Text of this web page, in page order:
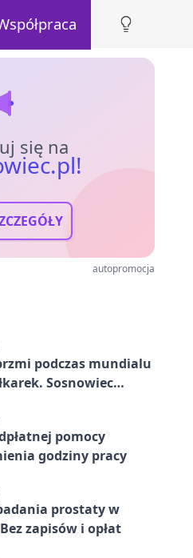
się na
autopromocja
podczas mundialu
Sosnowiec
pomocy
godziny pracy
prostaty w
zapisów i opłat